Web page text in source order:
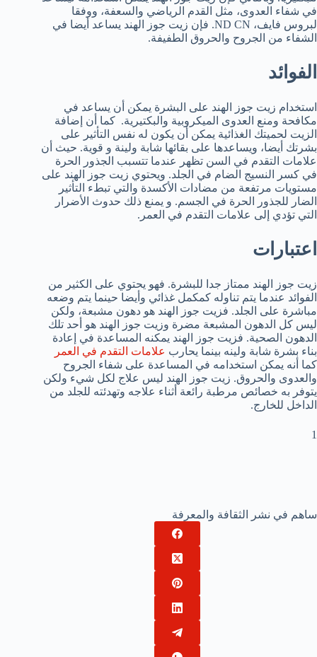
في شفاء العدوى، مثل القدم الرياضي والسعفة، ووفقا
لبروس فايف، ND CN. فإن زيت جوز الهند يساعد أيضا في
الشفاء من الجروح والحروق الطفيفة.
الفوائد
استخدام زيت جوز الهند على البشرة يمكن أن يساعد في
مكافحة ومنع العدوى الميكروبية والبكتيرية. كما أن إضافة
الزيت لحميتك الغذائية يمكن أن يكون له نفس التأثير على
بشرتك أيضا، ويساعدها على بقائها شابة ولينة و قوية. حيث أن
علامات التقدم في السن تظهر عندما تتسبب الجذور الحرة
في كسر النسيج الضام في الجلد. ويحتوي زيت جوز الهند على
مستويات مرتفعة من مضادات الأكسدة والتي تبطء التأثير
الضار للجذور الحرة في الجسم. و يمنع ذلك حدوث الأضرار
التي تؤدي إلى علامات التقدم في العمر.
اعتبارات
زيت جوز الهند ممتاز جدا للبشرة. فهو يحتوي على الكثير من
الفوائد عندما يتم تناوله كمكمل غذائي وأيضا حينما يتم وضعه
مباشرة على الجلد. فزيت جوز الهند هو دهون مشبعة، ولكن
ليس كل الدهون المشبعة مضرة وزيت جوز الهند هو أحد تلك
الدهون الصحية. فزيت جوز الهند يمكنه المساعدة في إعادة
بناء بشرة شابة ولينه بينما يحارب علامات التقدم في العمر
كما أنه يمكن استخدامه في المساعدة على شفاء الجروح
والعدوى والحروق. زيت جوز الهند ليس علاج لكل شيء ولكن
يتوفر به خصائص مرطبة رائعة أثناء علاجه وتهدئته للجلد من
الداخل للخارج.
1
ساهم في نشر الثقافة والمعرفة